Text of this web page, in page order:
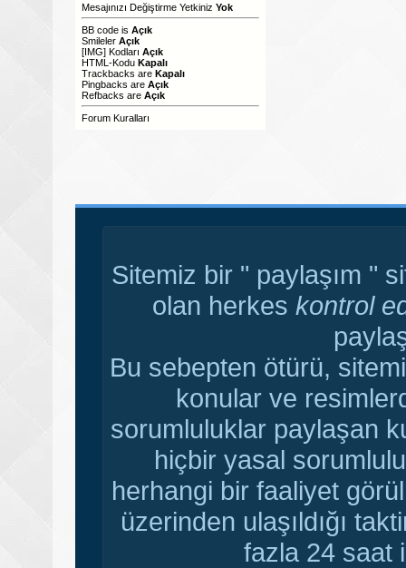
Mesajınızı Değiştirme Yetkiniz Yok
BB code is Açık
Smileler Açık
[IMG] Kodları Açık
HTML-Kodu Kapalı
Trackbacks are Kapalı
Pingbacks are Açık
Refbacks are Açık
Forum Kuralları
Sitemiz bir " paylaşım "
olan herkes kontrol
Bu sebepten ötürü,
konular ve
sorumluluklar paylaşan
hiçbir yasal
herhangi bir faaliyet
üzerinden ulaşıldığı
fazla 24 saat